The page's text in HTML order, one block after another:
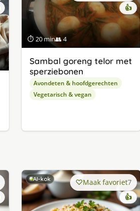
⏱ 20 min👥 4
👍
Sambal goreng telor met
sperziebonen
Avondeten & hoofdgerechten
Vegetarisch & vegan
AI-kok Maak favoriet7
👍